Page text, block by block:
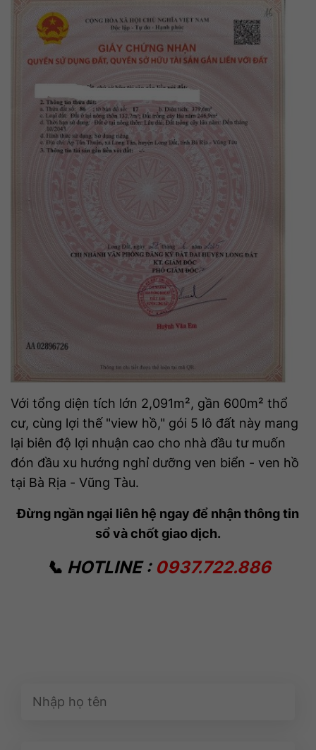
Với tổng diện tích lớn 2,091m², gần 600m² thổ
cư, cùng lợi thế "view hồ," gói 5 lô đất này mang
lại biên độ lợi nhuận cao cho nhà đầu tư muốn
đón đầu xu hướng nghỉ dưỡng ven biển - ven hồ
tại Bà Rịa - Vũng Tàu.
Đừng ngần ngại liên hệ ngay để nhận thông tin
sổ và chốt giao dịch.
📞 HOTLINE : 0937.722.886